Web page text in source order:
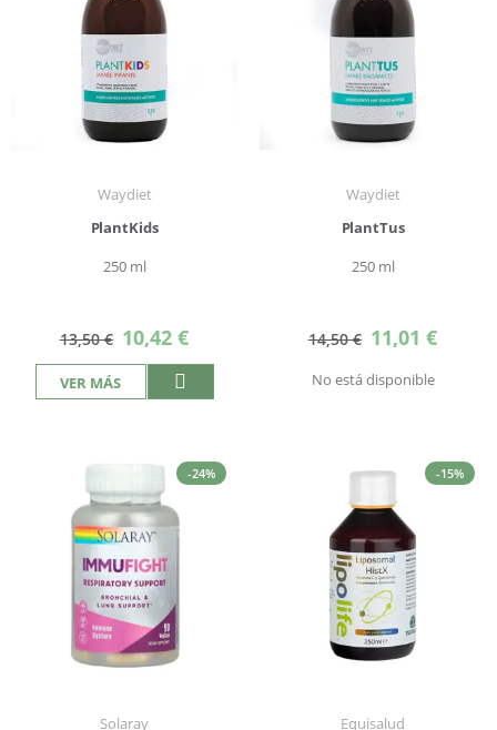
Waydiet
PlantKids
250 ml
13,50 € Precio
especial
10,42 €
VER MÁS
Waydiet
PlantTus
250 ml
14,50 € Precio
especial
11,01 €
No está disponible
-24%
Solaray
-15%
Equisalud